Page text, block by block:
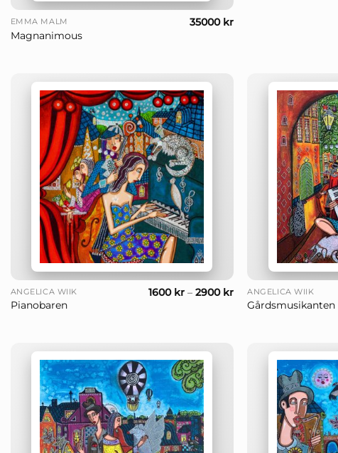
EMMA MALM
Magnanimous
35000 kr
+
ANGELICA WIIK
Pianobaren
1600 kr– 2900 kr
+
ANGELICA WIIK
Gårdsmusikanten